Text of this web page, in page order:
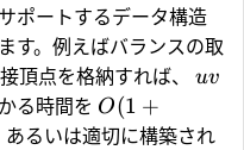
ポートするデータ構造
す。例えばバランスの取
頂点を格納すれば、 uv
る時間を O(1 +
あるいは適切に構築され